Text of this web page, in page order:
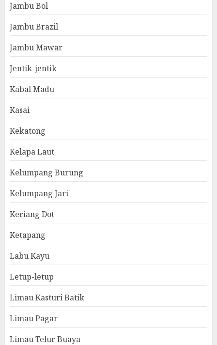
Jambu Bol
Jambu Brazil
Jambu Mawar
Jentik-jentik
Kabal Madu
Kasai
Kekatong
Kelapa Laut
Kelumpang Burung
Kelumpang Jari
Keriang Dot
Ketapang
Labu Kayu
Letup-letup
Limau Kasturi Batik
Limau Pagar
Limau Telur Buaya